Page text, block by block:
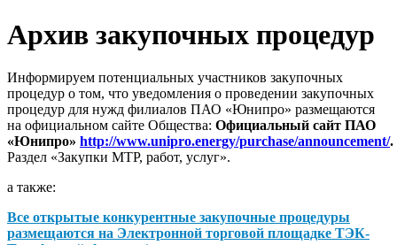
Архив закупочных процедур
Информируем потенциальных участников закупочных
процедур о том, что уведомления о проведении закупочных
процедур для нужд филиалов ПАО «Юнипро» размещаются
на официальном сайте Общества: Официальный сайт ПАО
«Юнипро» http://www.unipro.energy/purchase/announcement/.
Раздел «Закупки МТР, работ, услуг».
а также:
Все открытые конкурентные закупочные процедуры
размещаются на Электронной торговой площадке ТЭК-